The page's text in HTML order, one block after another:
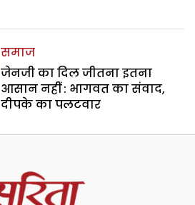
समाज
जेनजी का दिल जीतना इतना
आसान नहीं : भागवत का संवाद,
दीपके का पलटवार